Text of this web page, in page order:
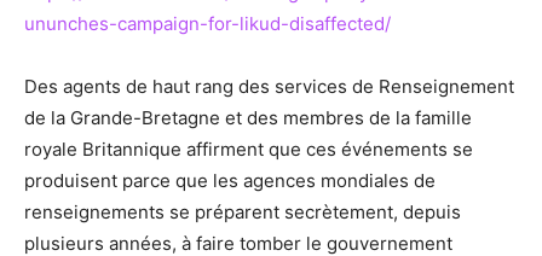
ununches-campaign-for-likud-disaffected/
Des agents de haut rang des services de Renseignement
de la Grande-Bretagne et des membres de la famille
royale Britannique affirment que ces événements se
produisent parce que les agences mondiales de
renseignements se préparent secrètement, depuis
plusieurs années, à faire tomber le gouvernement